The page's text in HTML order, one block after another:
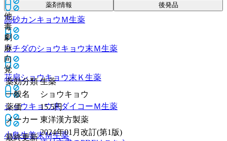
高砂カンキョウＭ生薬
ウチダのショウキョウ末Ｍ生薬
花扇ショウキョウ末Ｋ 生薬
ショウキョウ末ダイコーＭ生薬
小島生姜末Ｍ生薬
薬剤情報 後発品
他
毒
劇
麻
向
覚
薬効分類 生薬
一般名
ショウキョウ
薬価
15.5円
メーカー 東洋漢方製薬
最終更新
2024年01月改訂(第1版)